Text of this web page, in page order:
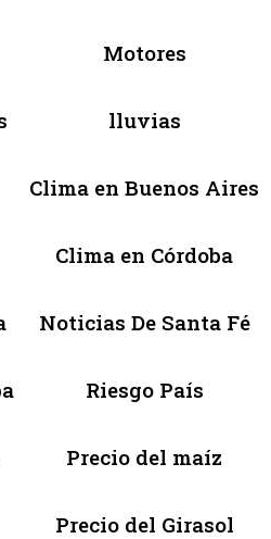
Motores
lluvias
Clima en Buenos Aires
Clima en Córdoba
Noticias De Santa Fé
Riesgo País
Precio del maíz
Precio del Girasol